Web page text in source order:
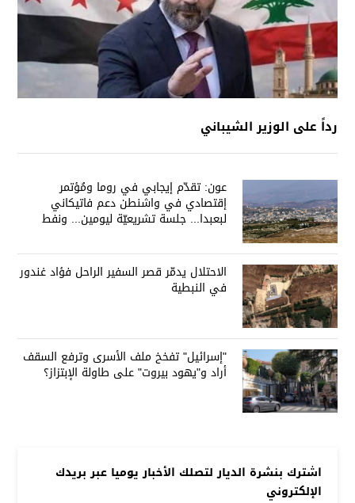
رداً على الوزير الشيباني
عون: تقدّم إيجابي في روما ومُؤتمر
إقتصادي في واشنطن دعم فاتيكاني
لبعبدا... جلسة تشريعيّة ليومين... ونفط
الاحتلال يدمّر قصر السفير الراحل فؤاد غندور
في النبطية
"إسرائيل" تفخخ ملف الأسرى وترفع السقف
أراد و"يهود بيروت" على طاولة الإبتزاز؟
اشترك بنشرة الديار لتصلك الأخبار يوميا عبر بريدك
الإلكتروني